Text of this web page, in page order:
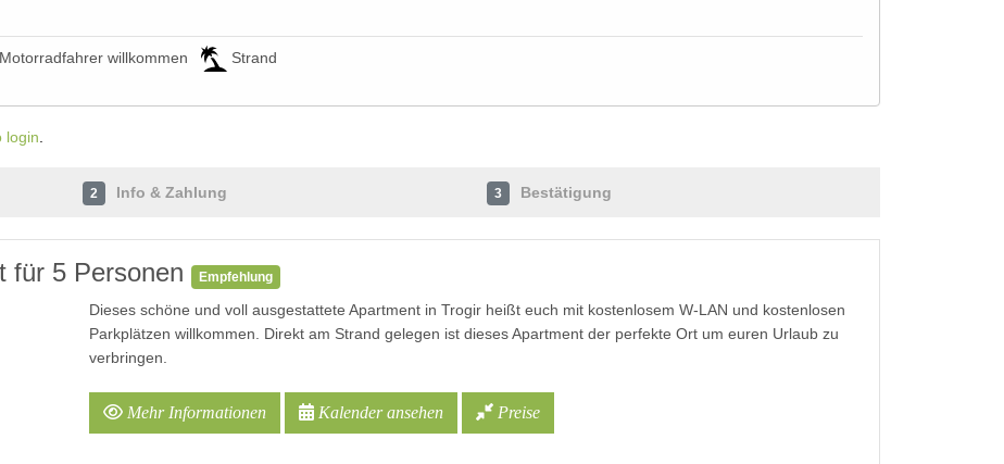
Motorradfahrer willkommen Strand
login.
2 Info & Zahlung 3 Bestätigung
für 5 Personen Empfehlung
Dieses schöne und voll ausgestattete Apartment in Trogir heißt euch mit kostenlosem W-LAN und kostenlosen
Parkplätzen willkommen. Direkt am Strand gelegen ist dieses Apartment der perfekte Ort um euren Urlaub zu
verbringen.
Mehr Informationen Kalender ansehen Preise